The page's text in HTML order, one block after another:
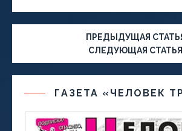
ПРЕДЫДУЩАЯ
СЛЕДУЮЩАЯ СТАТЬЯ
ГАЗЕТА «ЧЕЛОВЕК